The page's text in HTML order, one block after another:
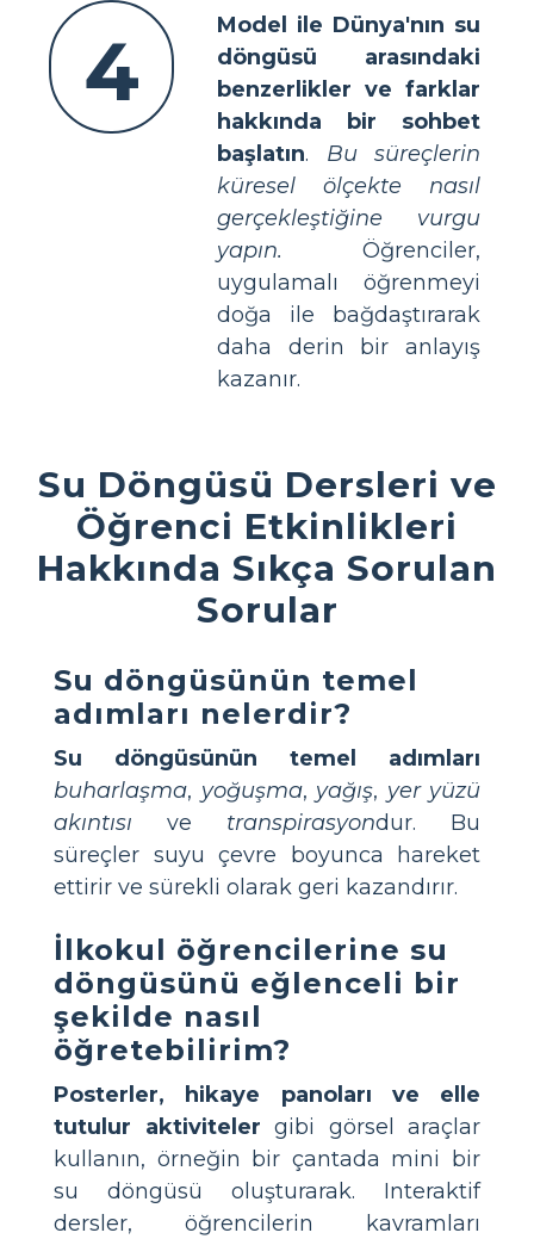
4
Model ile Dünya'nın su
döngüsü arasındaki
benzerlikler ve farklar
hakkında bir sohbet
başlatın. Bu süreçlerin
küresel ölçekte nasıl
gerçekleştiğine vurgu
yapın. Öğrenciler,
uygulamalı öğrenmeyi
doğa ile bağdaştırarak
daha derin bir anlayış
kazanır.
Su Döngüsü Dersleri ve
Öğrenci Etkinlikleri
Hakkında Sıkça Sorulan
Sorular
Su döngüsünün temel
adımları nelerdir?
Su döngüsünün temel adımları
buharlaşma, yoğuşma, yağış, yer yüzü
akıntısı ve transpirasyondur. Bu
süreçler suyu çevre boyunca hareket
ettirir ve sürekli olarak geri kazandırır.
İlkokul öğrencilerine su
döngüsünü eğlenceli bir
şekilde nasıl
öğretebilirim?
Posterler, hikaye panoları ve elle
tutulur aktiviteler gibi görsel araçlar
kullanın, örneğin bir çantada mini bir
su döngüsü oluşturarak. Interaktif
dersler, öğrencilerin kavramları